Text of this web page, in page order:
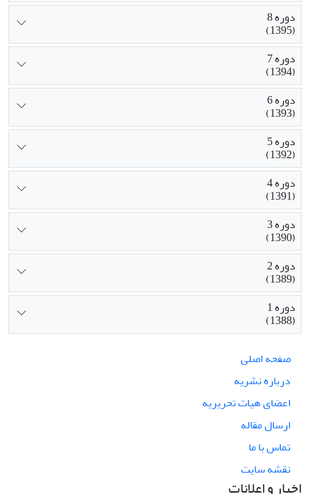
دوره 8
(1395)
دوره 7
(1394)
دوره 6
(1393)
دوره 5
(1392)
دوره 4
(1391)
دوره 3
(1390)
دوره 2
(1389)
دوره 1
(1388)
صفحه اصلی
درباره نشریه
اعضای هیات تحریریه
ارسال مقاله
تماس با ما
نقشه سایت
اخبار و اعلانات